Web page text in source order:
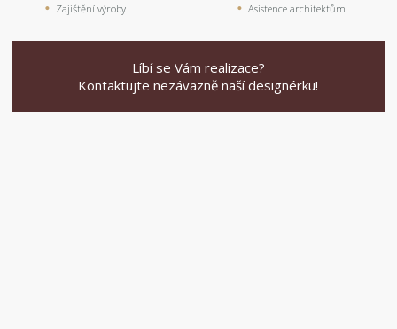
Zajištění výroby
Asistence architektům
Líbí se Vám realizace?
Kontaktujte nezávazně naší designérku!